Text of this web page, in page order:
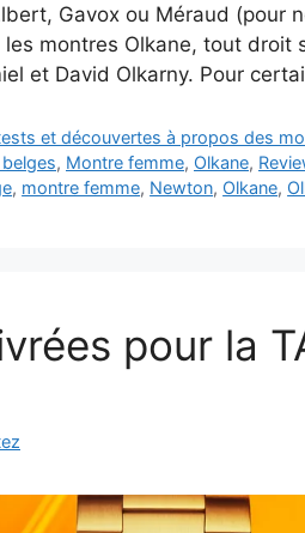
Gavox ou Méraud (pour
montres Olkane, tout droit
et David Olkarny. Pour
et découvertes à propos des
, Montre femme, Olkane,
, montre femme, Newton, Olkane,
pour la